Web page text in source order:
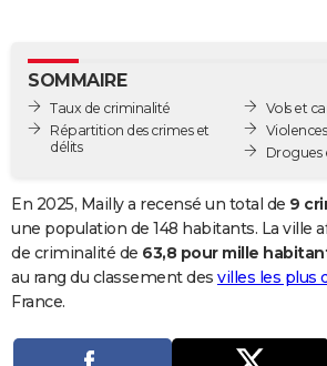
GUIDES D'ACHAT
BONS PLANS
Carte de Noël
Carte Bonne année
Carte Saint-Valentin
Carte Pâques
Carte d'anniversaire
DICTIONNAIRE
Dictionnaire
Biographies
Citations
Expressions
Proverbes
PROGRAMME TV
COPAINS D'AVANT
S'inscrire
Se connecter
Lycées
Collèges
Primaires
Universités
Entreprises
Service militaire
Avis de recherche
AVIS DE DÉCÈS
SOMMAIRE
Taux de criminalité
Répartition des crimes et
délits
Vols et
Drogues
En 2025, Mailly a recensé un total de 9
une population de 148 habitants. La ville
de criminalité de 63,8 pour mille
au rang du classement des villes les plus
France.